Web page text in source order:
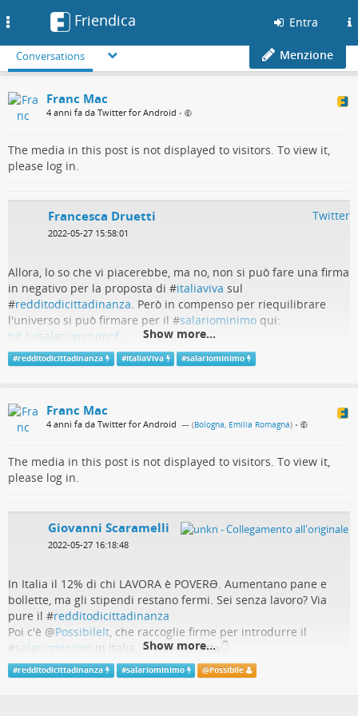
Friendica Entra
Conversations Menzione
Franc Mac
4 anni fa da Twitter for Android •
The media in this post is not displayed to visitors. To view it,
please log in.
Francesca Druetti
2022-05-27 15:58:01
Twitter
Allora, lo so che vi piacerebbe, ma no, non si può fare una firma
in negativo per la proposta di #italiaviva sul
#redditodicittadinanza. Però in compenso per riequilibrare
l'universo si può firmare per il #salariominimo qui:
bit.ly/salariominimof…
Show more...
#redditodicittadinanza #ItaliaViva #salariominimo
Franc Mac
4 anni fa da Twitter for Android — (Bologna, Emilia Romagna) •
The media in this post is not displayed to visitors. To view it,
please log in.
Giovanni Scaramelli
2022-05-27 16:18:48
In Italia il 12% di chi LAVORA è POVERƏ. Aumentano pane e
bollette, ma gli stipendi restano fermi. Sei senza lavoro? Via
pure il #redditodicittadinanza
Poi c'è @PossibileIt, che raccoglie firme per introdurre il
#salariominimo in Italia. Firmiamo tuttə👇
bit.ly/salariominimof…
Show more...
#redditodicittadinanza #salariominimo @Possibile